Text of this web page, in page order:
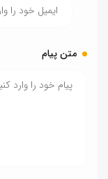
متن پیام